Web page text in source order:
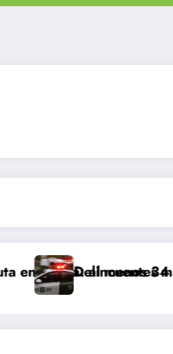
un día: al menos 34
Delincuentes